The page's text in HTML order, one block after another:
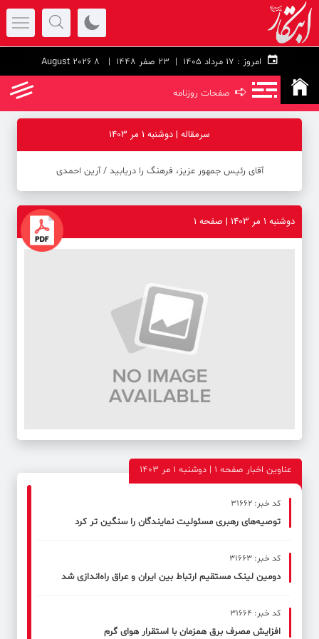
امروز : 23 صفر 1448 | 8 August 2026
➪ صفحات روزنامه
سرمقاله | دوشنبه 1 مر 1403
آقای رئیس جمهور عزیز، فرهنگ را دریابید / آرین احمدی
دوشنبه 1 مر 1403 | صفحه ۱
عناوین اخبار صفحه ۱ | دوشنبه 1 مر 1403
کد خبر: 31662
توصیه‌های رهبری مسئولیت نمایندگان را سنگین تر کرد
کد خبر: 31663
دومین لینک مستقیم ارتباط بین ایران و عراق راه‌اندازی شد
کد خبر: 31664
افزایش مصرف برق همزمان با استقرار هوای گرم